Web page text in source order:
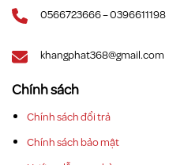
0566723666 – 0396611198
khangphat368@gmail.com
Chính sách
Chính sách đổi trả
Chính sách bảo mật